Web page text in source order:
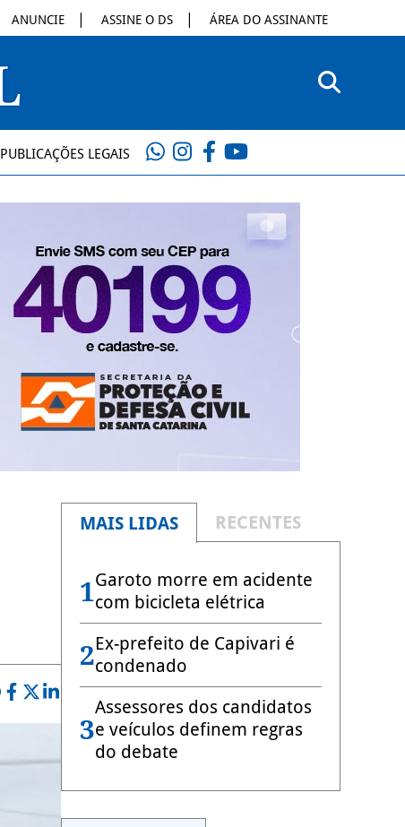
ANUNCIE ASSINE O DS ÁREA DO ASSINANTE
PUBLICAÇÕES LEGAIS
MAIS LIDAS RECENTES
1Garoto morre em acidente
com bicicleta elétrica
2Ex-prefeito de Capivari é
condenado
3
Assessores dos candidatos
e veículos definem regras
do debate